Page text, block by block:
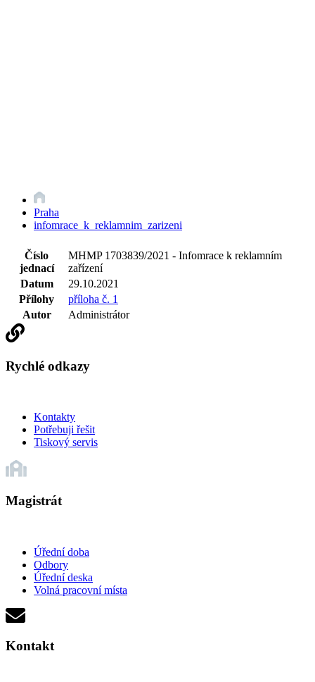
Praha
infomrace_k_reklamnim_zarizeni
Číslo
jednací
MHMP 1703839/2021 - Infomrace k reklamním
zařízení
Datum
29.10.2021
Přílohy
příloha č. 1
Autor
Administrátor
Rychlé odkazy
Kontakty
Potřebuji řešit
Tiskový servis
Magistrát
Úřední doba
Odbory
Úřední deska
Volná pracovní místa
Kontakt